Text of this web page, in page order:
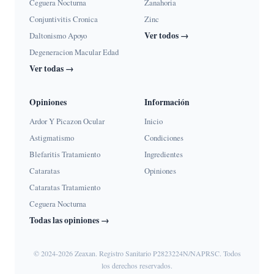
Ceguera Nocturna
Conjuntivitis Cronica
Daltonismo Apoyo
Degeneracion Macular Edad
Ver todas →
Zanahoria
Zinc
Ver todos →
Opiniones
Ardor Y Picazon Ocular
Astigmatismo
Blefaritis Tratamiento
Cataratas
Cataratas Tratamiento
Ceguera Nocturna
Todas las opiniones →
Información
Inicio
Condiciones
Ingredientes
Opiniones
© 2024-2026 Zeaxan. Registro Sanitario P2823224N/NAPRSC. Todos
los derechos reservados.